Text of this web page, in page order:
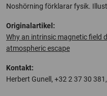
Noshörning förklarar fysik.
Originalartikel:
Why an intrinsic magnetic field
atmospheric escape
Kontakt:
Herbert Gunell, +32 2 37 30 381,